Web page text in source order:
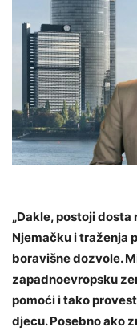
„Dakle, postoji
Njemačku i traženja
boravišne dozvole.
zapadnoevropsku
pomoći i tako
djecu. Posebno ako